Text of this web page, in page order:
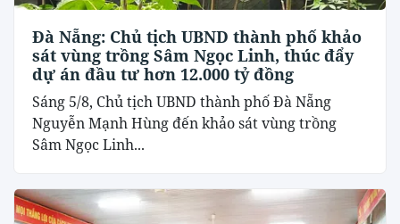
Đà Nẵng: Chủ tịch UBND thành phố khảo
sát vùng trồng Sâm Ngọc Linh, thúc đẩy
dự án đầu tư hơn 12.000 tỷ đồng
Sáng 5/8, Chủ tịch UBND thành phố Đà Nẵng
Nguyễn Mạnh Hùng đến khảo sát vùng trồng
Sâm Ngọc Linh...